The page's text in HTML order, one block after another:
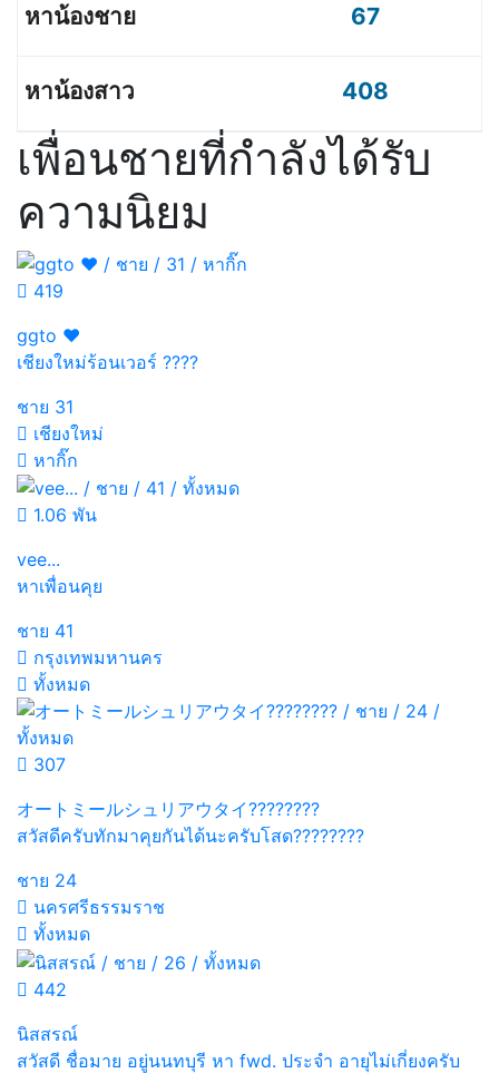
67
408
เพื่อนชายที่กำลังได้รับ
ความนิยม
419
ggto ♥️
เชียงใหม่ร้อนเวอร์ ????
ชาย 31
เชียงใหม่
หากิ๊ก
1.06 พัน
vee...
หาเพื่อนคุย
ชาย 41
กรุงเทพมหานคร
ทั้งหมด
307
オートミールシュリアウタイ????????
สวัสดีครับทักมาคุยกันได้นะครับโสด????????
ชาย 24
นครศรีธรรมราช
ทั้งหมด
442
นิสสรณ์
สวัสดี ชื่อมาย อยู่นนทบุรี หา fwd. ประจำ อายุไม่เกี่ยงครับ